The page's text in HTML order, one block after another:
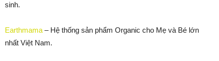
sinh.
Earthmama – Hệ thống sản phẩm Organic cho Mẹ và Bé lớn
nhất Việt Nam.